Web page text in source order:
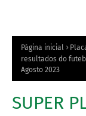
Página inicial
resultados do
Agosto 2023
SUPER